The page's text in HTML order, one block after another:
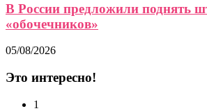
В России предложили поднять
«обочечников»
05/08/2026
Это интересно!
1